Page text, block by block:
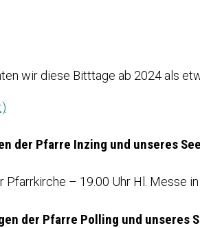
wir diese Bitttage ab 2024 als
der Pfarre Inzing und unseres
– 19.00 Uhr Hl. Messe
der Pfarre Polling und unseres